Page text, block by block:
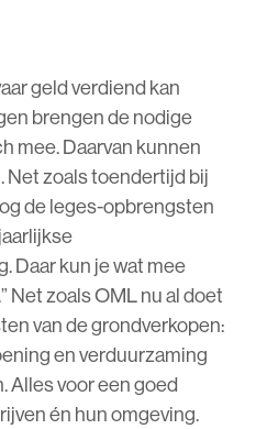
geld verdiend kan
brengen de nodige
mee. Daarvan kunnen
Net zoals toendertijd bij
de leges-opbrengsten
Daar kun je wat mee
Net zoals OML nu al doet
van de grondverkopen:
en verduurzaming
Alles voor een goed
én hun omgeving.